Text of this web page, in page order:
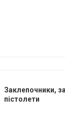
Заклепочники,
пістолети